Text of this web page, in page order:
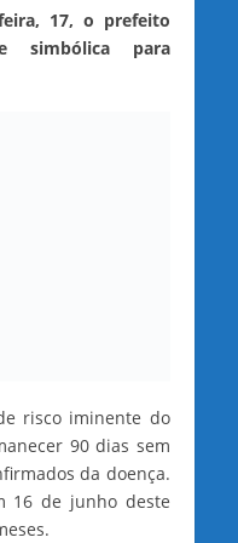
17, o prefeito
simbólica para
risco iminente do
90 dias sem
da doença.
16 de junho deste